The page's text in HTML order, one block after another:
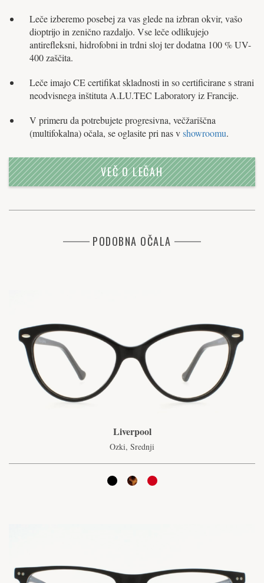
Leče izberemo posebej za vas glede na izbran okvir, vašo
dioptrijo in zenično razdaljo. Vse leče odlikujejo
antirefleksni, hidrofobni in trdni sloj ter dodatna 100 % UV-
400 zaščita.
Leče imajo CE certifikat skladnosti in so certificirane s strani
neodvisnega inštituta A.LU.TEC Laboratory iz Francije.
V primeru da potrebujete progresivna, večžariščna
(multifokalna) očala, se oglasite pri nas vshowroomu.
VEČ O LEČAH
PODOBNA OČALA
Liverpool
Ozki, Srednji